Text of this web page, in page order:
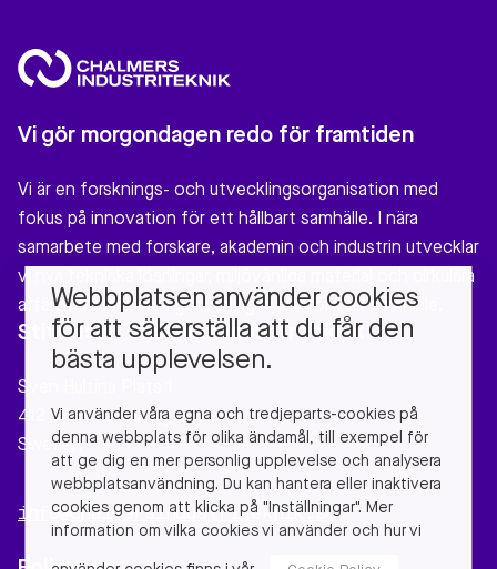
Vi gör morgondagen redo för framtiden
Vi är en forsknings- och utvecklingsorganisation med
fokus på innovation för ett hållbart samhälle. I nära
samarbete med forskare, akademin och industrin utvecklar
vi nya tekniska lösningar, miljövänliga material och cirkulära
affärsmodeller som gör verklig nytta för vårt samhälle.
Stiftelsen Chalmers Industriteknik
Sven Hultins Plats 1
412 58 Gothenburg
Sweden
info@chalmersindustriteknik.se
Webbplatsen använder cookies
för att säkerställa att du får den
bästa upplevelsen.
Vi använder våra egna och tredjeparts-cookies på
denna webbplats för olika ändamål, till exempel för
att ge dig en mer personlig upplevelse och analysera
webbplatsanvändning. Du kan hantera eller inaktivera
cookies genom att klicka på "Inställningar". Mer
information om vilka cookies vi använder och hur vi